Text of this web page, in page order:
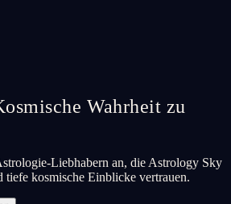
Wahrheit zu
Liebhabern an, die Astrology Sky
kosmische Einblicke vertrauen.